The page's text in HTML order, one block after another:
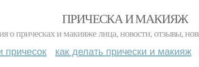
ПРИЧЕСКА И МАКИЯЖ
о прическах и макияже лица, новости, отзывы,
как делать прически и макияж